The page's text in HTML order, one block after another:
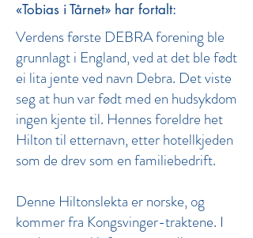
«Tobias i Tårnet» har fortalt:
Verdens første DEBRA forening ble
grunnlagt i England, ved at det ble født
ei lita jente ved navn Debra. Det viste
seg at hun var født med en hudsykdom
ingen kjente til. Hennes foreldre het
Hilton til etternavn, etter hotellkjeden
som de drev som en familiebedrift.
Denne Hiltonslekta er norske, og
kommer fra Kongsvinger-traktene. I